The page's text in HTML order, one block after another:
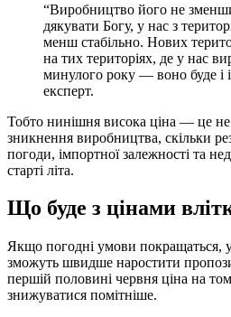
“Виробництво його не
дякувати Богу, у нас з
менш стабільно. Нових
на тих територіях, де у нас
минулого року — воно буде і
експерт.
Тобто нинішня висока ціна — це не
зникнення виробництва, скільки
погоди, імпортної залежності та
старті літа.
Що буде з цінами
Якщо погодні умови покращаться,
зможуть швидше наростити
першій половині червня ціна на
знижуватися помітніше.